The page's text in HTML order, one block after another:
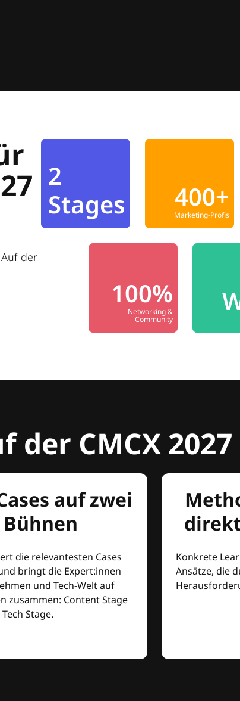
der
2
Stages
400+
Marketing-Profis
100%
Networking &
Community
CMCX 2027
auf zwei
Bühnen
die relevantesten Cases
bringt die Expert:innen
und Tech-Welt auf
zusammen: Content Stage
Stage.
Konkrete
Ansätze, die